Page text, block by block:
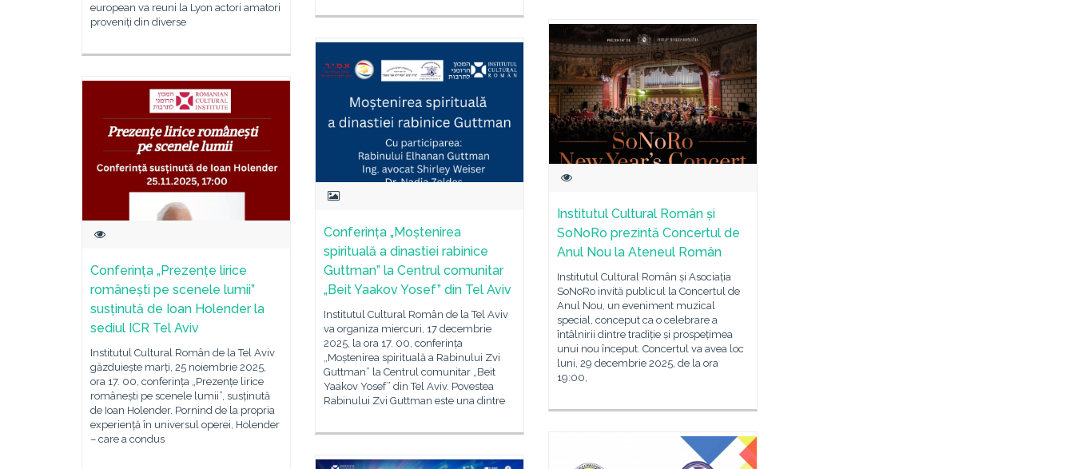
european va reuni la Lyon actori amatori
proveniți din diverse
Institutul Cultural Român și
SoNoRo prezintă Concertul de
Anul Nou la Ateneul Român
Institutul Cultural Român și Asociația
SoNoRo invită publicul la Concertul de
Anul Nou, un eveniment muzical
special, conceput ca o celebrare a
întâlnirii dintre tradiție și prospețimea
unui nou început. Concertul va avea loc
luni, 29 decembrie 2025, de la ora
19:00,
Conferința „Moștenirea
spirituală a dinastiei rabinice
Guttman” la Centrul comunitar
„Beit Yaakov Yosef” din Tel Aviv
Institutul Cultural Român de la Tel Aviv
va organiza miercuri, 17 decembrie
2025, la ora 17. 00, conferința
„Moștenirea spirituală a Rabinului Zvi
Guttman” la Centrul comunitar „Beit
Yaakov Yosef” din Tel Aviv. Povestea
Rabinului Zvi Guttman este una dintre
Conferința „Prezențe lirice
românești pe scenele lumii”
susținută de Ioan Holender la
sediul ICR Tel Aviv
Institutul Cultural Român de la Tel Aviv
găzduiește marți, 25 noiembrie 2025,
ora 17. 00, conferința „Prezențe lirice
românești pe scenele lumii”, susținută
de Ioan Holender. Pornind de la propria
experiență în universul operei, Holender
– care a condus